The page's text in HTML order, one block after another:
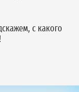
геофизику (ГИС) для подтверждения
с какого